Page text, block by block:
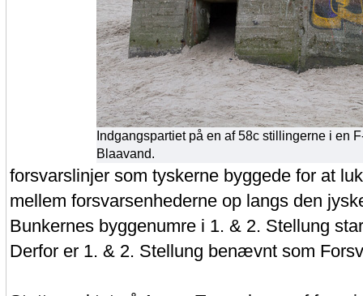
Indgangspartiet på en af 58c stillingerne i en
Blaavand.
forsvarslinjer som tyskerne byggede for at
mellem forsvarsenhederne op langs den
Bunkernes byggenumre i 1. & 2. Stellung
Derfor er 1. & 2. Stellung benævnt som